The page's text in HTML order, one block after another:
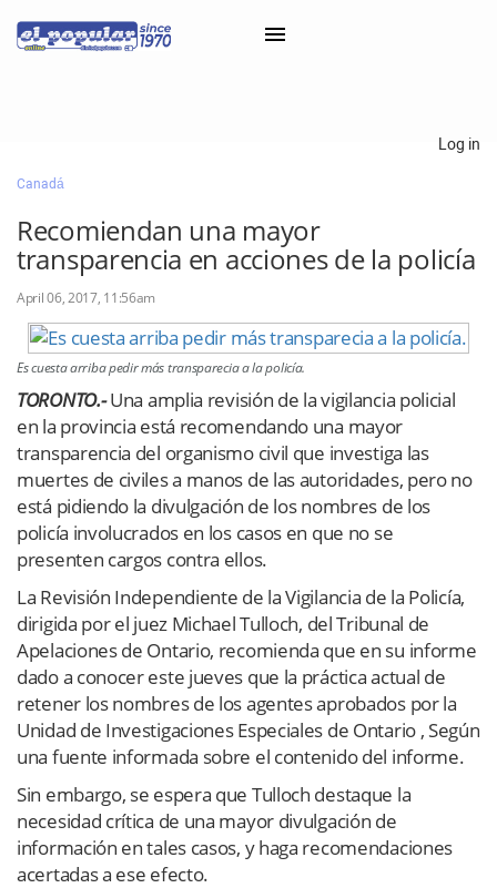
Classifieds
Categorías
Iniciar sesión con Clascal
Log in
Canadá
Recomiendan una mayor
transparencia en acciones de la policía
April 06, 2017, 11:56am
Es cuesta arriba pedir más transparecia a la policía.
TORONTO.-Una amplia revisión de la vigilancia policial
en la provincia está recomendando una mayor
transparencia del organismo civil que investiga las
muertes de civiles a manos de las autoridades, pero no
está pidiendo la divulgación de los nombres de los
policía involucrados en los casos en que no se
presenten cargos contra ellos.
La Revisión Independiente de la Vigilancia de la Policía,
dirigida por el juez Michael Tulloch, del Tribunal de
Apelaciones de Ontario, recomienda que en su informe
dado a conocer este jueves que la práctica actual de
retener los nombres de los agentes aprobados por la
Unidad de Investigaciones Especiales de Ontario , Según
una fuente informada sobre el contenido del informe.
Sin embargo, se espera que Tulloch destaque la
necesidad crítica de una mayor divulgación de
información en tales casos, y haga recomendaciones
acertadas a ese efecto.